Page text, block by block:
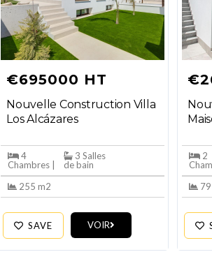
€695000 HT
Nouvelle Construction Villa
Los Alcázares
4
Chambres |
3 Salles
de bain
255 m2
SAVE VOIR
2